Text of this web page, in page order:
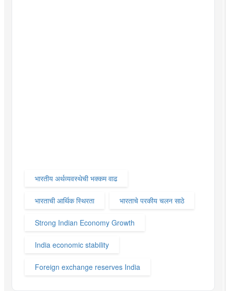
भारतीय अर्थव्यवस्थेची भक्कम वाढ
भारताची आर्थिक स्थिरता भारताचे परकीय चलन साठे
Strong Indian Economy Growth
India economic stability
Foreign exchange reserves India